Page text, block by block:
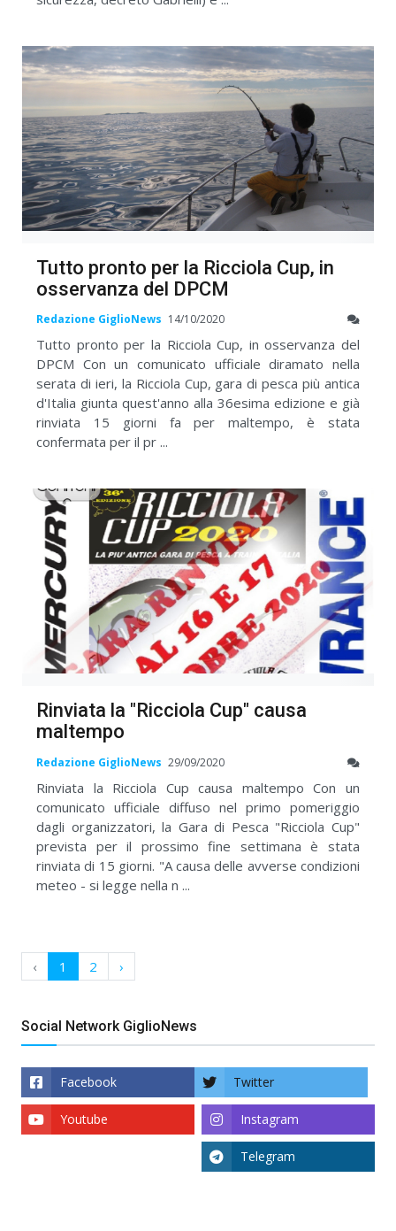
Tutto pronto per la Ricciola Cup, in
osservanza del DPCM
Redazione GiglioNews 14/10/2020
Tutto pronto per la Ricciola Cup, in osservanza del
DPCM Con un comunicato ufficiale diramato nella
serata di ieri, la Ricciola Cup, gara di pesca più antica
d'Italia giunta quest'anno alla 36esima edizione e già
rinviata 15 giorni fa per maltempo, è stata
confermata per il pr ...
Rinviata la "Ricciola Cup" causa
maltempo
Redazione GiglioNews 29/09/2020
Rinviata la Ricciola Cup causa maltempo Con un
comunicato ufficiale diffuso nel primo pomeriggio
dagli organizzatori, la Gara di Pesca "Ricciola Cup"
prevista per il prossimo fine settimana è stata
rinviata di 15 giorni. "A causa delle avverse condizioni
meteo - si legge nella n ...
‹ 1 2 ›
Social Network GiglioNews
Facebook Twitter
Instagram
Youtube
Telegram